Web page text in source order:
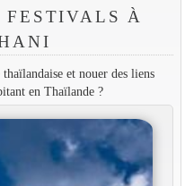
FESTIVALS À
et nouer des liens
en Thaïlande ?